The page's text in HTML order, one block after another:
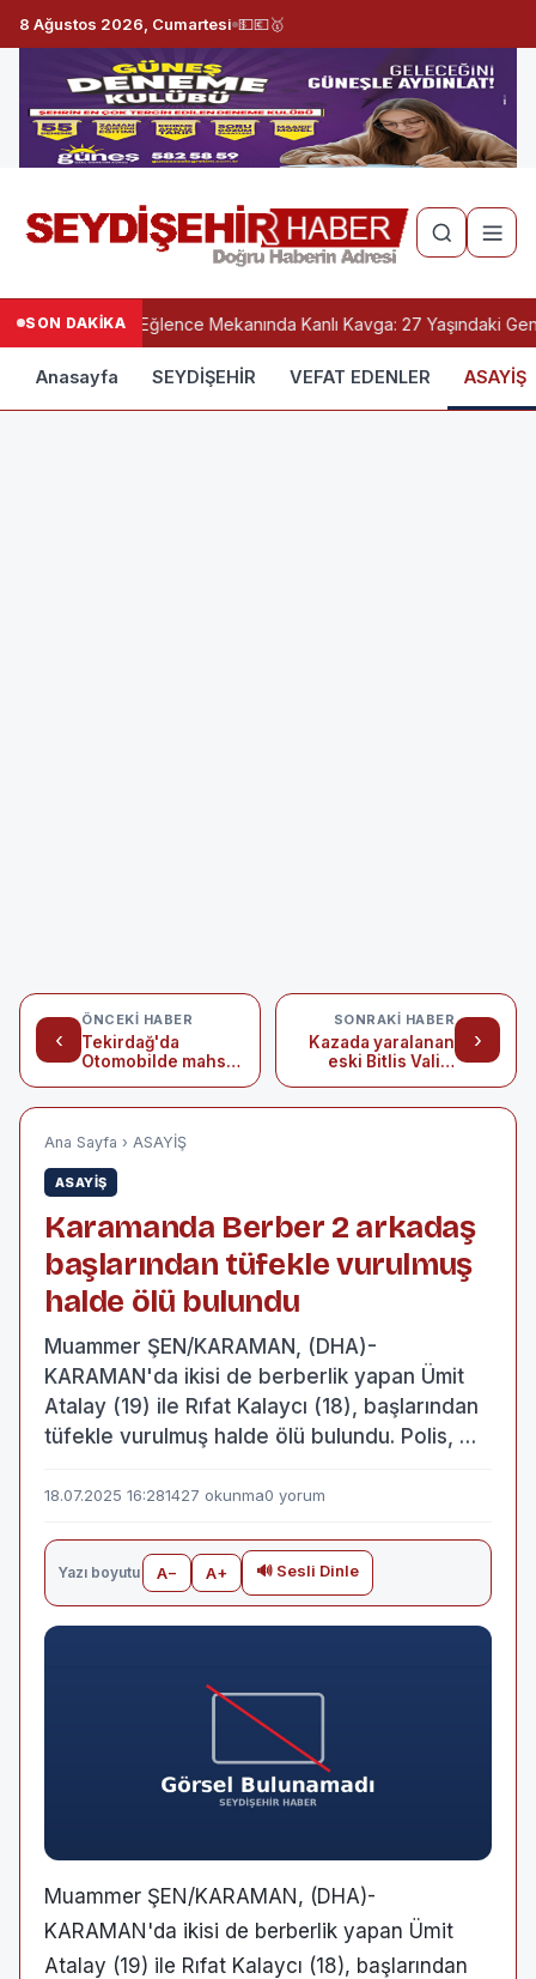
8 Ağustos 2026, Cumartesi 💵💶🥇
SON DAKİKA
Konya’da Eğlence Mekanında Kanlı Kavga: 27 Yaşındaki
Anasayfa SEYDİŞEHİR VEFAT EDENLER ASAYİŞ
‹
ÖNCEKI HABER
Tekirdağ'da
Otomobilde mahsur
›
SONRAKI HABER
Kazada yaralanan
eski Bitlis Valisi
Ana Sayfa › ASAYİŞ
ASAYİŞ
Karamanda Berber 2 arkadaş
başlarından tüfekle vurulmuş
halde ölü bulundu
Muammer ŞEN/KARAMAN, (DHA)-
KARAMAN'da ikisi de berberlik yapan Ümit
Atalay (19) ile Rıfat Kalaycı (18), başlarından
tüfekle vurulmuş halde ölü bulundu. Polis, …
18.07.2025 16:281427 okunma0 yorum
Yazı boyutu A− A+ 🔊 Sesli Dinle
Muammer ŞEN/KARAMAN, (DHA)-
KARAMAN'da ikisi de berberlik yapan Ümit
Atalay (19) ile Rıfat Kalaycı (18), başlarından